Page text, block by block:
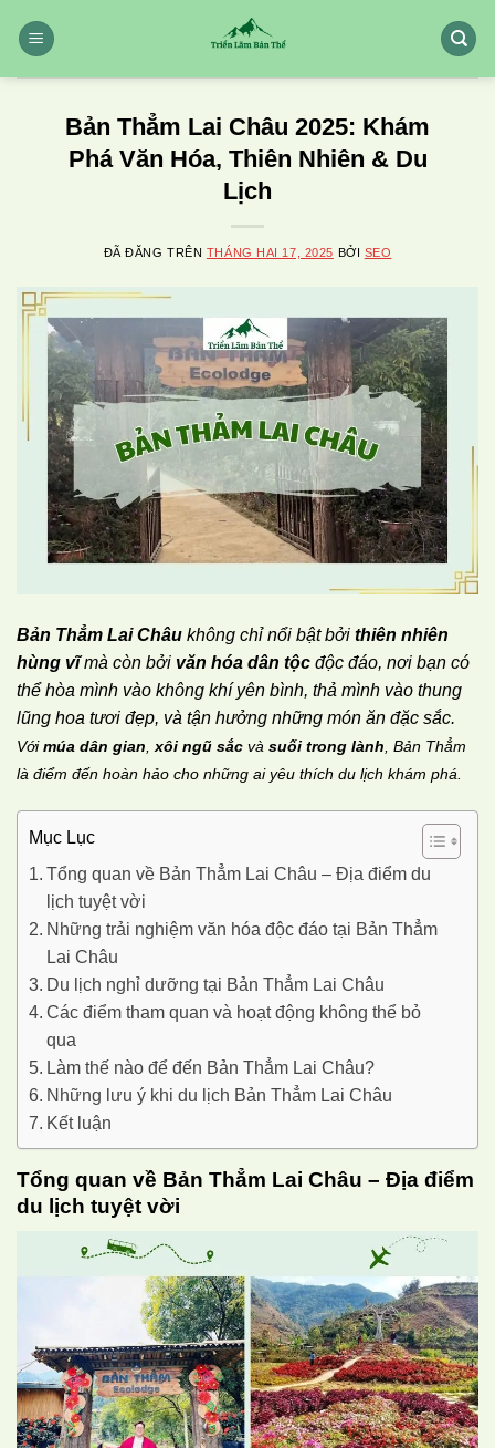
đến
Bản Thẳm Lai Châu 2025: Khám
Phá Văn Hóa, Thiên Nhiên & Du
Lịch
ĐÃ ĐĂNG TRÊN THÁNG HAI 17, 2025 BỞI SEO
Bản Thẳm Lai Châu không chỉ nổi bật bởi thiên nhiên
hùng vĩmà còn bởi văn hóa dân tộc độc đáo, nơi bạn có
thể hòa mình vào không khí yên bình, thả mình vào thung
lũng hoa tươi đẹp, và tận hưởng những món ăn đặc sắc.
Vớimúa dân gian,xôi ngũ sắc và suối trong lành, Bản Thẳm
là điểm đến hoàn hảo cho những ai yêu thích du lịch khám phá.
Mục Lục
Tổng quan về Bản Thẳm Lai Châu – Địa điểm du
lịch tuyệt vời
Những trải nghiệm văn hóa độc đáo tại Bản Thẳm
Lai Châu
Du lịch nghỉ dưỡng tại Bản Thẳm Lai Châu
Các điểm tham quan và hoạt động không thể bỏ
qua
Làm thế nào để đến Bản Thẳm Lai Châu?
Những lưu ý khi du lịch Bản Thẳm Lai Châu
Kết luận
Tổng quan về Bản Thẳm Lai Châu – Địa điểm
du lịch tuyệt vời